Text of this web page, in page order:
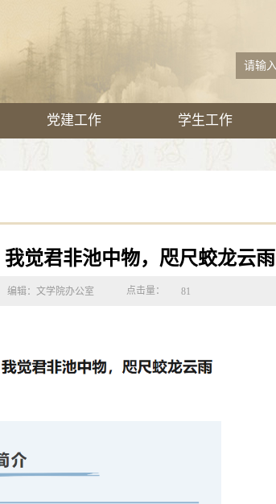
党建工作 学生工作
觉君非池中物，咫尺蛟龙云雨
编辑：文学院办公室 点击量： 81